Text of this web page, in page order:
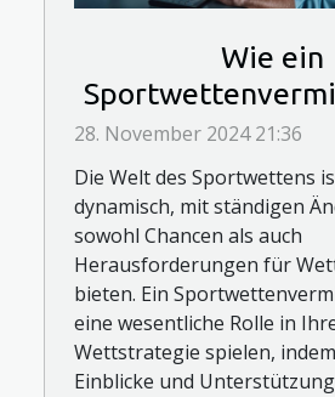
Wie ein
Wettstrategie
kann
28. November 2024 21:36
Die Welt des Sportwettens
dynamisch, mit ständigen
sowohl Chancen als auch
Herausforderungen für
bieten. Ein
eine wesentliche Rolle in
Wettstrategie spielen,
Einblicke und